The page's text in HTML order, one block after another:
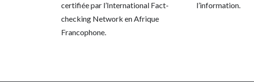
certifiée par l’International Fact-
checking Network en Afrique
Francophone.
l’information.